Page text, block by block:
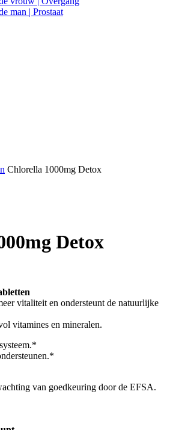
man | Prostaat
Chlorella 1000mg Detox
Detox
vitaliteit en ondersteunt de natuurlijke
vitamines en mineralen.
van goedkeuring door de EFSA.